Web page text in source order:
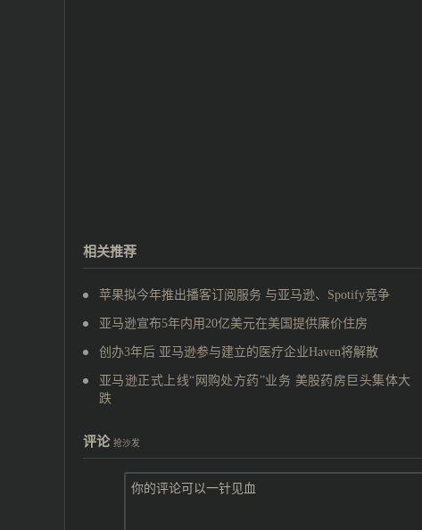
相关推荐
苹果拟今年推出播客订阅服务 与亚马逊、Spotify竞争
亚马逊宣布5年内用20亿美元在美国提供廉价住房
创办3年后 亚马逊参与建立的医疗企业Haven将解散
亚马逊正式上线“网购处方药”业务 美股药房巨头集体大
跌
评论 抢沙发